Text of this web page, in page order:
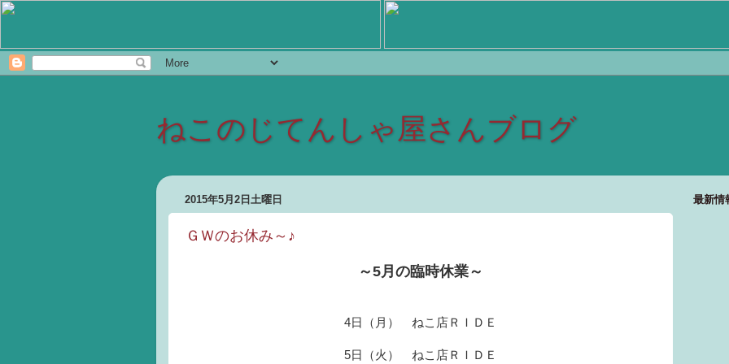
ねこのじてんしゃ屋さんブログ
2015年5月2日土曜日
ＧＷのお休み～♪
～5月の臨時休業～
4日（月） ねこ店ＲＩＤＥ
5日（火） ねこ店ＲＩＤＥ
最新情